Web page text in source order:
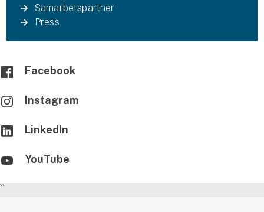
Samarbetspartner
Press
Facebook
Instagram
LinkedIn
YouTube
``